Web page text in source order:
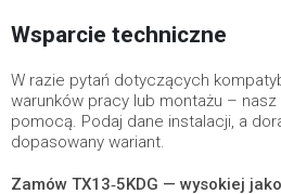
Wsparcie techniczne
W razie pytań dotyczących
warunków pracy lub montażu – nasz
pomocą. Podaj dane instalacji, a
dopasowany wariant.
Zamów TX13‑5KDG — wysokiej